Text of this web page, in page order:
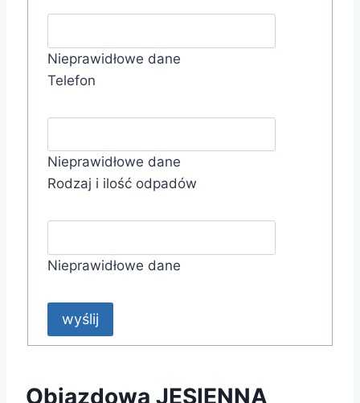
Nieprawidłowe dane
Telefon
Nieprawidłowe dane
Rodzaj i ilość odpadów
Nieprawidłowe dane
wyślij
Objazdowa JESIENNA